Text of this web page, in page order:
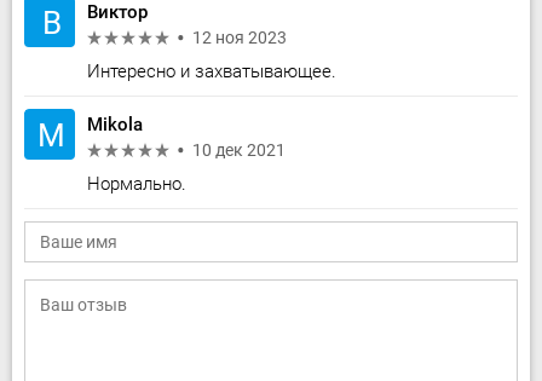
В Виктор
12 ноя 2023
Интересно и захватывающее.
M Mikola
10 дек 2021
Нормально.